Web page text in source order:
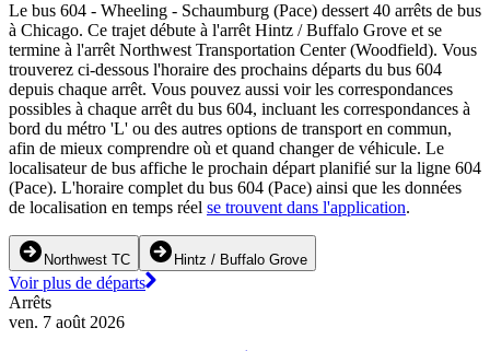
Le bus 604 - Wheeling - Schaumburg (Pace) dessert 40 arrêts de bus
à Chicago. Ce trajet débute à l'arrêt Hintz / Buffalo Grove et se
termine à l'arrêt Northwest Transportation Center (Woodfield). Vous
trouverez ci-dessous l'horaire des prochains départs du bus 604
depuis chaque arrêt. Vous pouvez aussi voir les correspondances
possibles à chaque arrêt du bus 604, incluant les correspondances à
bord du métro 'L' ou des autres options de transport en commun,
afin de mieux comprendre où et quand changer de véhicule. Le
localisateur de bus affiche le prochain départ planifié sur la ligne 604
(Pace). L'horaire complet du bus 604 (Pace) ainsi que les données
de localisation en temps réel se trouvent dans l'application.
Northwest TC Hintz / Buffalo Grove
Voir plus de départs
Arrêts
ven. 7 août 2026